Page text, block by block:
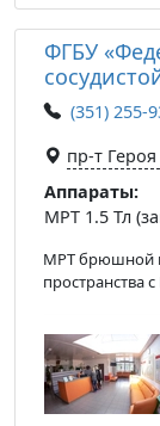
ФГБУ
(351) 255-
пр-т
Аппараты:
МРТ 1.5 Тл
МРТ брюшной
пространства